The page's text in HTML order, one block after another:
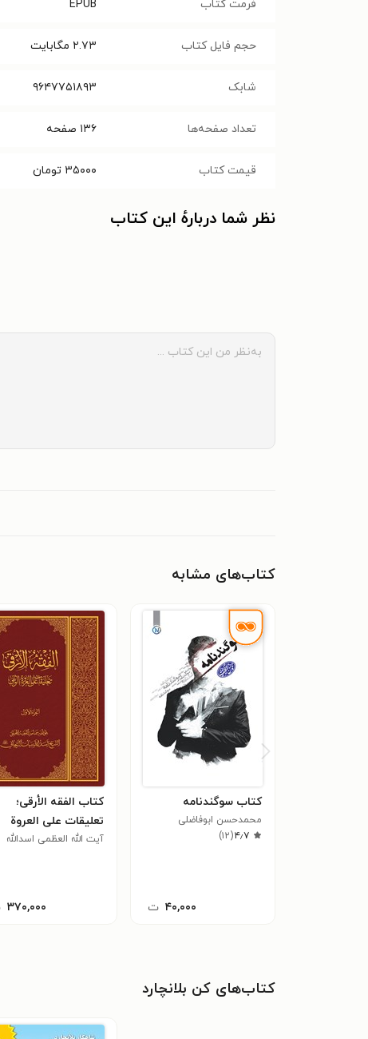
فرمت کتاب EPUB
حجم فایل کتاب ۲.۷۳ مگابایت
شابک ۹۶۴۷۷۵۱۸۹۳
تعداد صفحه‌ها ۱۳۶ صفحه
قیمت کتاب ۳۵۰۰۰ تومان
نظر شما دربارهٔ این کتاب
کتاب‌های مشابه
کتاب سوگندنامه
محمدحسن ابوفاضلی
۴٫۷(۱۲)
۴۰,۰۰۰ ت
کتاب الفقه الأرقی؛
تعلیقات علی العروة
الوثقی (جلد اول)
آیت الله العظمی اسدالله
۳۷۰,۰۰۰
کتاب‌های کن بلانچارد